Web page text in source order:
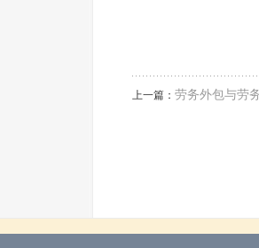
上一篇： 劳务外包与劳